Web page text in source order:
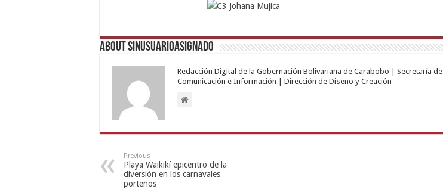
About sinusuarioasignado
Redacción Digital de la Gobernación Bolivariana de Carabobo | Secretaría de
Comunicación e Información | Dirección de Diseño y Creación
Previous
Playa Waikikí epicentro de la
diversión en los carnavales
porteños